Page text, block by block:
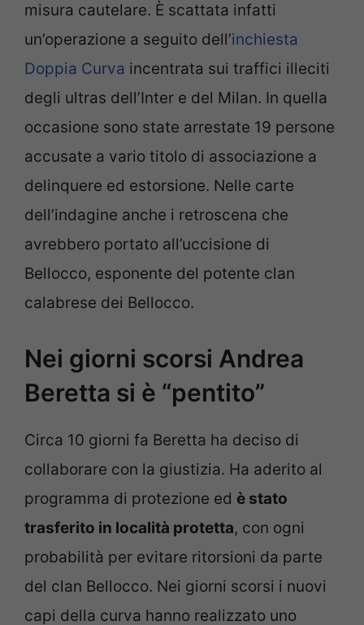
misura cautelare. È scattata infatti
un’operazione a seguito dell’inchiesta
Doppia Curva incentrata sui traffici illeciti
degli ultras dell’Inter e del Milan. In quella
occasione sono state arrestate 19 persone
accusate a vario titolo di associazione a
delinquere ed estorsione. Nelle carte
dell’indagine anche i retroscena che
avrebbero portato all’uccisione di
Bellocco, esponente del potente clan
calabrese dei Bellocco.
Nei giorni scorsi Andrea
Beretta si è “pentito”
Circa 10 giorni fa Beretta ha deciso di
collaborare con la giustizia. Ha aderito al
programma di protezione ed è stato
trasferito in località protetta, con ogni
probabilità per evitare ritorsioni da parte
del clan Bellocco. Nei giorni scorsi i nuovi
capi della curva hanno realizzato uno